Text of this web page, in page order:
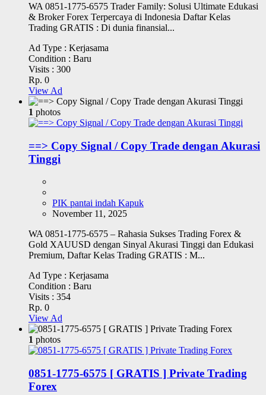
WA 0851-1775-6575 Trader Family: Solusi Ultimate Edukasi
& Broker Forex Terpercaya di Indonesia Daftar Kelas
Trading GRATIS : Di dunia finansial...
Ad Type : Kerjasama
Condition : Baru
Visits : 300
Rp. 0
View Ad
1 photos
==> Copy Signal / Copy Trade dengan Akurasi
Tinggi
PIK pantai indah Kapuk
November 11, 2025
WA 0851-1775-6575 – Rahasia Sukses Trading Forex &
Gold XAUUSD dengan Sinyal Akurasi Tinggi dan Edukasi
Premium, Daftar Kelas Trading GRATIS : M...
Ad Type : Kerjasama
Condition : Baru
Visits : 354
Rp. 0
View Ad
1 photos
0851-1775-6575 [ GRATIS ] Private Trading
Forex